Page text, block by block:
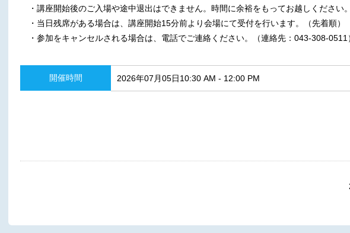
・講座開始後のご入場や途中退出はできません。時間に余裕をもってお越しください。
・当日残席がある場合は、講座開始15分前より会場にて受付を行います。（先着順）
・参加をキャンセルされる場合は、電話でご連絡ください。（連絡先：043-308-0511
開催時間 2026年07月05日10:30 AM - 12:00 PM